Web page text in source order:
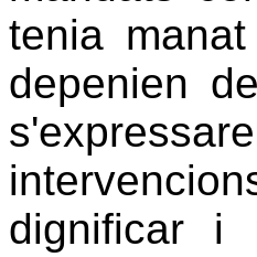
tenia
depenien
dignificar i